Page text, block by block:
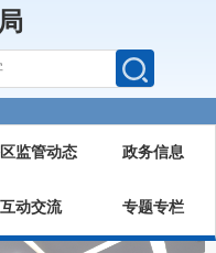
监管动态 政务信息
互动交流 专题专栏